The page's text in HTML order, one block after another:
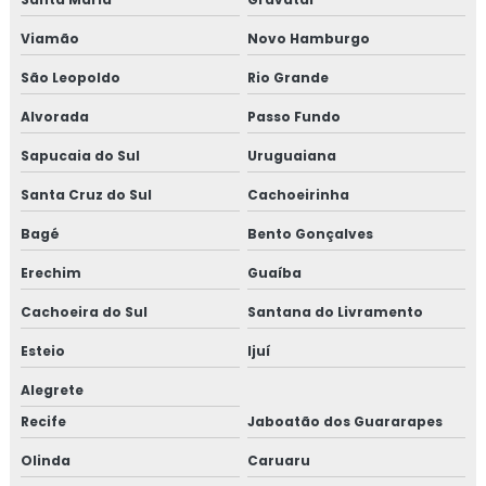
Viamão Novo Hamburgo
São Leopoldo Rio Grande
Alvorada Passo Fundo
Sapucaia do Sul Uruguaiana
Santa Cruz do Sul Cachoeirinha
Bagé Bento Gonçalves
Erechim Guaíba
Cachoeira do Sul Santana do Livramento
Esteio Ijuí
Alegrete
Recife
Jaboatão dos Guararapes
Olinda Caruaru